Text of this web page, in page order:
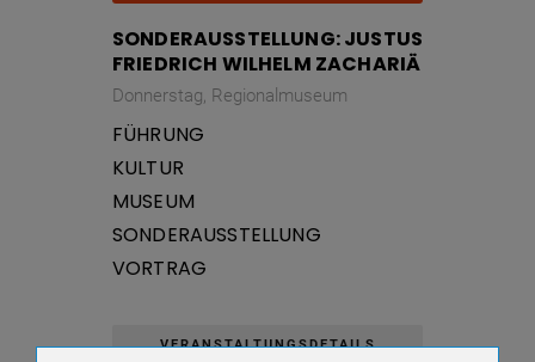
SONDERAUSSTELLUNG: JUSTUS
FRIEDRICH WILHELM ZACHARIÄ
Donnerstag, Regionalmuseum
FÜHRUNG
KULTUR
MUSEUM
SONDERAUSSTELLUNG
VORTRAG
VERANSTALTUNGSDETAILS